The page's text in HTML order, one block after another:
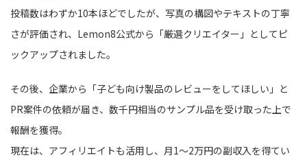
投稿数はわずか10本ほどでしたが、写真の構図やテキストの丁寧
さが評価され、Lemon8公式から「厳選クリエイター」としてピ
ックアップされました。
その後、企業から「子ども向け製品のレビューをしてほしい」と
PR案件の依頼が届き、数千円相当のサンプル品を受け取った上で
報酬を獲得。
現在は、アフィリエイトも活用し、月1〜2万円の副収入を得てい